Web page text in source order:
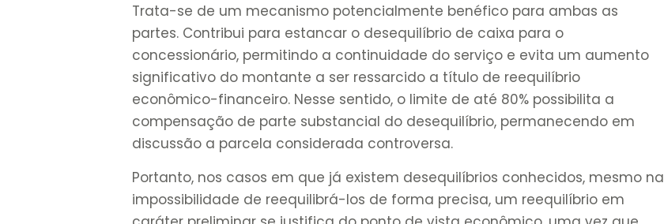
Trata-se de um mecanismo potencialmente benéfico para ambas as
partes. Contribui para estancar o desequilíbrio de caixa para o
concessionário, permitindo a continuidade do serviço e evita um aumento
significativo do montante a ser ressarcido a título de reequilíbrio
econômico-financeiro. Nesse sentido, o limite de até 80% possibilita a
compensação de parte substancial do desequilíbrio, permanecendo em
discussão a parcela considerada controversa.
Portanto, nos casos em que já existem desequilíbrios conhecidos, mesmo na
impossibilidade de reequilibrá-los de forma precisa, um reequilíbrio em